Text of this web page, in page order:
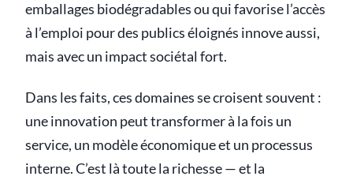
emballages biodégradables ou qui favorise l’accès
à l’emploi pour des publics éloignés innove aussi,
mais avec un impact sociétal fort.
Dans les faits, ces domaines se croisent souvent :
une innovation peut transformer à la fois un
service, un modèle économique et un processus
interne. C’est là toute la richesse — et la